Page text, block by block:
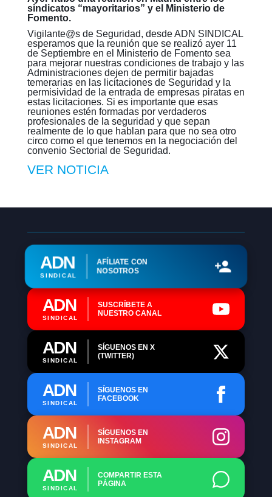
sindicatos “mayoritarios” y el Ministerio de
Fomento.
Vigilante@s de Seguridad, desde ADN SINDICAL
esperamos que la reunión que se realizó ayer 11
de Septiembre en el Ministerio de Fomento sea
para mejorar nuestras condiciones de trabajo y las
Administraciones dejen de permitir bajadas
temerarias en las licitaciones de Seguridad y la
permisividad de la entrada de empresas piratas en
estas licitaciones. Si es importante que esas
reuniones estén formadas por verdaderos
profesionales de la seguridad y que sepan
realmente de lo que hablan para que no sea otro
circo como el que tenemos en la negociación del
convenio Sectorial de Seguridad.
VER NOTICIA
ADN
SINDICAL
AFÍLIATE CON
NOSOTROS
ADN
SINDICAL
SUSCRÍBETE A
NUESTRO CANAL
ADN
SINDICAL
SÍGUENOS EN X
(TWITTER)
ADN
SINDICAL
SÍGUENOS EN
FACEBOOK
ADN
SINDICAL
SÍGUENOS EN
INSTAGRAM
ADN
SINDICAL
COMPARTIR ESTA
PÁGINA